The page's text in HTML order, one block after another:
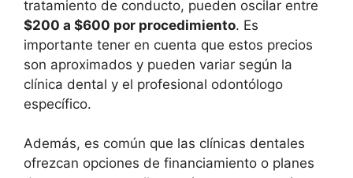
tratamiento de conducto, pueden oscilar entre
$200 a $600 por procedimiento. Es
importante tener en cuenta que estos precios
son aproximados y pueden variar según la
clínica dental y el profesional odontólogo
específico.
Además, es común que las clínicas dentales
ofrezcan opciones de financiamiento o planes